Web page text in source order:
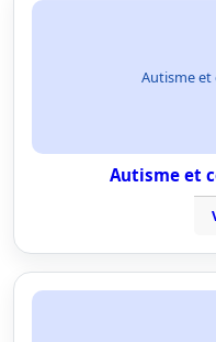
Autisme et
Autisme et